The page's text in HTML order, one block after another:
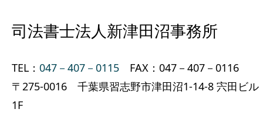
司法書士法人新津田沼事務所
TEL： 047－407－0115 FAX：047－407－0116
〒275-0016 千葉県習志野市津田沼1-14-8 宍田ビル
1F